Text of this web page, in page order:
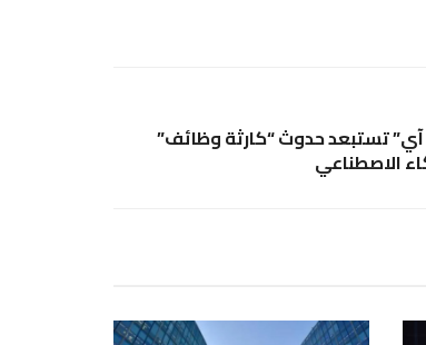
آي” تستبعد حدوث “كارثة وظائف”
الاصطناعي